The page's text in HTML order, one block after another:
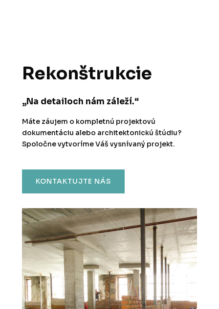
Rekonštrukcie
„Na detailoch nám záleží.“
Máte záujem o kompletnú projektovú
dokumentáciu alebo architektonickú štúdiu?
Spoločne vytvoríme Váš vysnívaný projekt.
KONTAKTUJTE NÁS